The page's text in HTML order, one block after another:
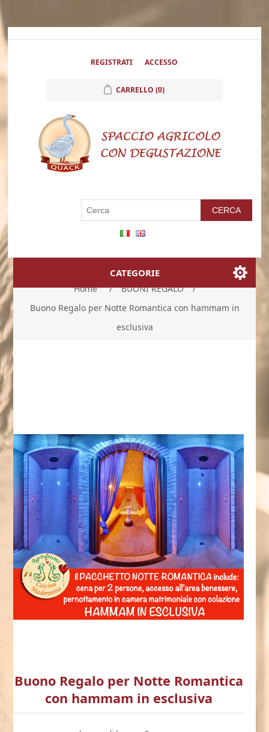
REGISTRATI ACCESSO
CARRELLO (0)
CATEGORIE
Home / BUONI REGALO
/
Buono Regalo per Notte Romantica con hammam in
esclusiva
Buono Regalo per Notte Romantica
con hammam in esclusiva